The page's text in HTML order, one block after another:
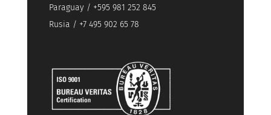
Paraguay / +595 981 252 845
Rusia / +7 495 902 65 78